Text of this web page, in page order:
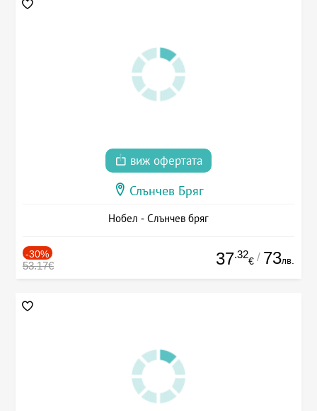
виж офертата
Слънчев Бряг
Нобел - Слънчев бряг
-30%
53.17€ 37.32
€ / 73лв.